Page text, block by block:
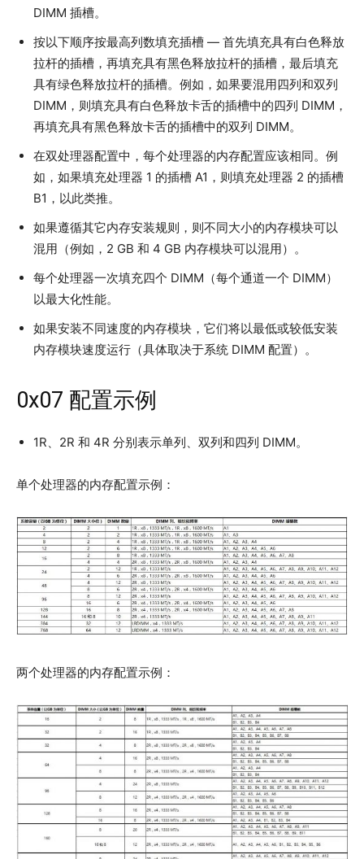
DIMM 插槽。
按以下顺序按最高列数填充插槽 — 首先填充具有白色释放
拉杆的插槽，再填充具有黑色释放拉杆的插槽，最后填充
具有绿色释放拉杆的插槽。例如，如果要混用四列和双列
DIMM，则填充具有白色释放卡舌的插槽中的四列 DIMM，
再填充具有黑色释放卡舌的插槽中的双列 DIMM。
在双处理器配置中，每个处理器的内存配置应该相同。例
如，如果填充处理器 1 的插槽 A1，则填充处理器 2 的插槽
B1，以此类推。
如果遵循其它内存安装规则，则不同大小的内存模块可以
混用（例如，2 GB 和 4 GB 内存模块可以混用）。
每个处理器一次填充四个 DIMM（每个通道一个 DIMM）
以最大化性能。
如果安装不同速度的内存模块，它们将以最低或较低安装
内存模块速度运行（具体取决于系统 DIMM 配置）。
0x07 配置示例
1R、2R 和 4R 分别表示单列、双列和四列 DIMM。
单个处理器的内存配置示例：
两个处理器的内存配置示例：